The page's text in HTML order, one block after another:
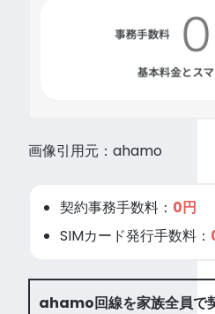
画像引用元：ahamo
契約事務手数料： 0円
SIMカード発行手数料：
ahamo回線を家族全員で